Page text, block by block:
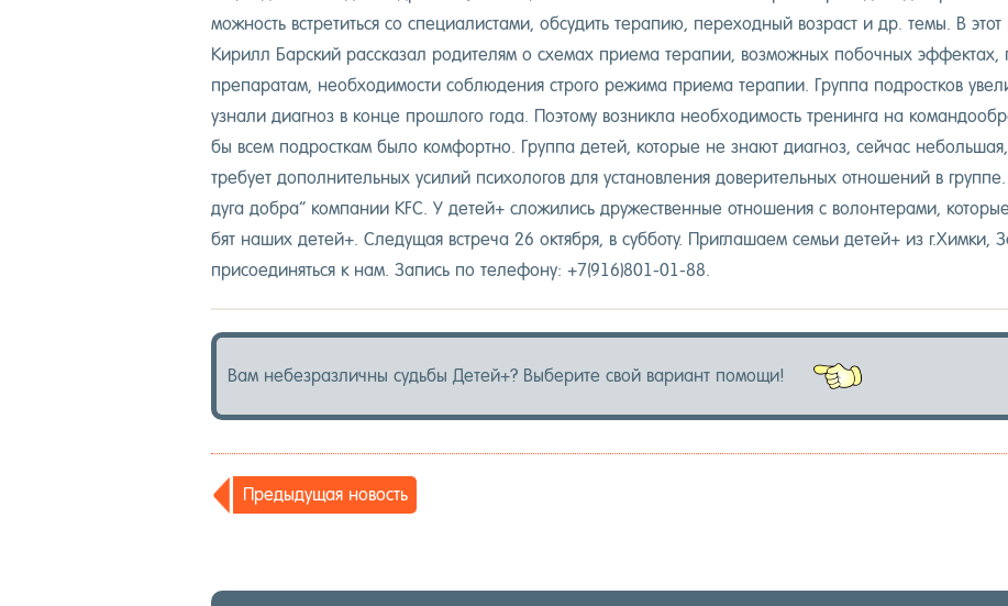
можность встре­тить­ся со спе­ци­алис­та­ми, об­су­дить те­рапию, пе­реход­ный воз­раст и др. те­мы. В
Ки­рилл Бар­ский рас­ска­зал ро­дите­лям о схе­мах при­ема те­рапии, воз­можных по­боч­ных эф­фектах,
пре­пара­там, не­об­хо­димос­ти соб­лю­дения стро­го ре­жима при­ема те­рапии. Груп­па под­рос­тков
уз­на­ли ди­аг­ноз в кон­це прош­ло­го го­да. По­это­му воз­никла не­об­хо­димость тре­нин­га на
бы всем под­рос­ткам бы­ло ком­фор­тно. Груп­па де­тей, ко­торые не зна­ют ди­аг­ноз, сей­час
тре­бу­ет до­пол­ни­тель­ных уси­лий пси­холо­гов для ус­та­нов­ле­ния до­вери­тель­ных от­но­шений в
дуга доб­ра” ком­па­нии KFC. У де­тей+ сло­жились дру­жес­твен­ные от­но­шения с во­лон­те­рами,
бят на­ших де­тей+. Сле­дущая встре­ча 26 ок­тября, в суб­бо­ту. Приг­ла­ша­ем семьи де­тей+ из г.Хим­ки,
при­со­еди­нять­ся к нам. За­пись по те­лефо­ну: +7(916)801-01-88.
Вам не­без­различ­ны судь­бы Де­тей+? Вы­бери­те свой ва­ри­ант по­мощи!
Пре­дыду­щая но­вость